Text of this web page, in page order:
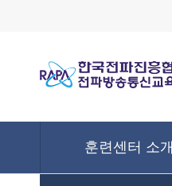
훈련센터 소개